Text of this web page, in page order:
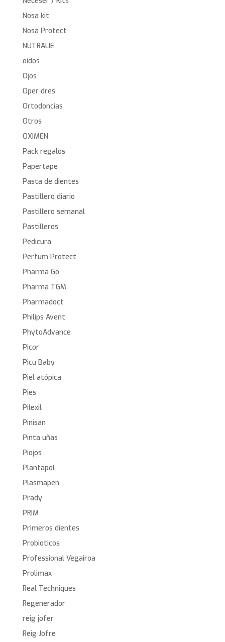
Nosa kit
Nosa Protect
NUTRALIE
oídos
Ojos
Oper dres
Ortodoncias
Otros
OXIMEN
Pack regalos
Papertape
Pasta de dientes
Pastillero diario
Pastillero semanal
Pastilleros
Pedicura
Perfum Protect
Pharma Go
Pharma TGM
Pharmadoct
Philips Avent
PhytoAdvance
Picor
Picu Baby
Piel atópica
Pies
Pilexil
Pinisan
Pinta uñas
Piojos
Plantapol
Plasmapen
Prady
PRIM
Primeros dientes
Probioticos
Professional Vegairoa
Prolimax
Real Techniques
Regenerador
reig jofer
Reig Jofre